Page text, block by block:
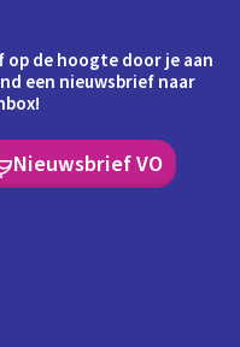
de hoogte door je aan
een nieuwsbrief naar
Nieuwsbrief VO